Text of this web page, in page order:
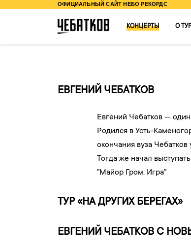
ОФИЦИАЛЬНЫЙ САЙТ НЕБО РЕКОРДС
КОНЦЕРТЫ О
ЕВГЕНИЙ ЧЕБАТКОВ
Евгений Чебатков —
Родился в Усть-
окончания вуза
Тогда же начал
"Майор Гром. Игра"
ТУР «НА ДРУГИХ БЕРЕГАХ»
ЕВГЕНИЙ ЧЕБАТКОВ С